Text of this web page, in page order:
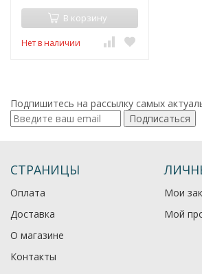
В корзину
Нет в наличии
Подпишитесь на рассылку самых
Подписаться
СТРАНИЦЫ
Оплата
Доставка
О магазине
Контакты
Мои
Мой